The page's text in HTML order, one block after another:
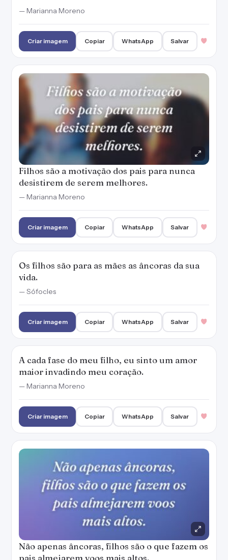
desistirem de serem melhores.
— Marianna Moreno
Criar imagem Copiar
Os filhos são para as mães as âncoras da sua
vida.
— Sófocles
Criar imagem Copiar WhatsApp Salvar
A cada fase do meu filho, eu sinto um amor
maior invadindo meu coração.
— Marianna Moreno
Criar imagem Copiar WhatsApp Salvar
pais almejarem voos mais altos.
— Marianna Moreno
Filhos mudam as prioridades porque o bem-
estar deles está acima de tudo.
Criar imagem Copiar WhatsApp Salvar